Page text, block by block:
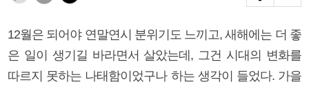
12월은 되어야 연말연시 분위기도 느끼고, 새해에는 더 좋
은 일이 생기길 바라면서 살았는데, 그건 시대의 변화를
따르지 못하는 나태함이었구나 하는 생각이 들었다. 가을